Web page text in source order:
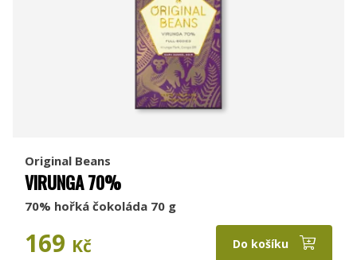
Original Beans
VIRUNGA 70%
70% hořká čokoláda 70 g
169 Kč Do košíku